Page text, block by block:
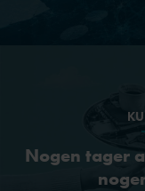
Nogen tager